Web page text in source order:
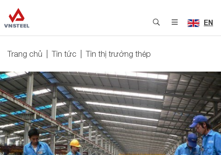
EN
Trang chủ Tin tức Tin thị trường thép